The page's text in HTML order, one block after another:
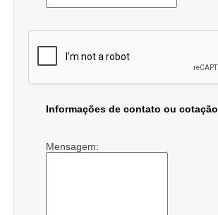
Informações de contato ou cotação
Mensagem: